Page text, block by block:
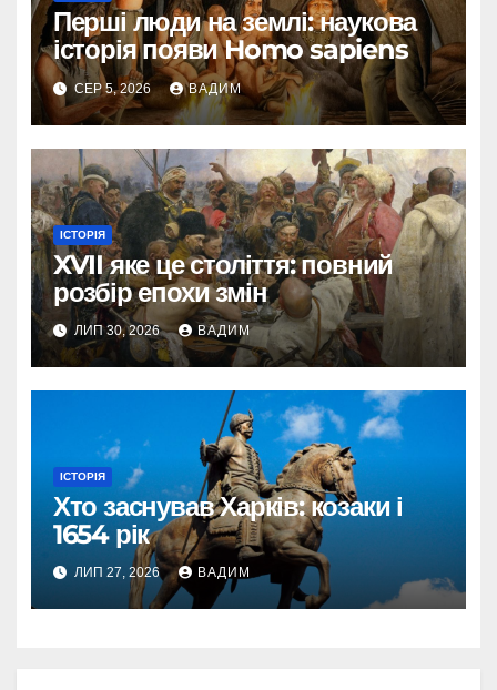
Перші люди на землі: наукова
історія появи Homo sapiens
СЕР 5, 2026 ВАДИМ
ІСТОРІЯ
XVII яке це століття: повний
розбір епохи змін
ЛИП 30, 2026 ВАДИМ
ІСТОРІЯ
Хто заснував Харків: козаки і
1654 рік
ЛИП 27, 2026 ВАДИМ